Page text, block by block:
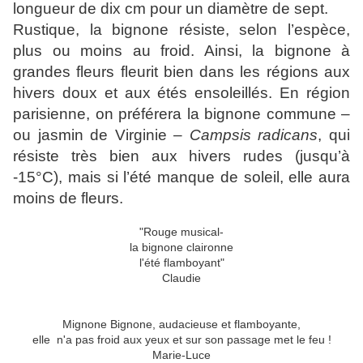
longueur de dix cm pour un diamètre de sept.
Rustique, la bignone résiste, selon l’espèce,
plus ou moins au froid. Ainsi, la bignone à
grandes fleurs fleurit bien dans les régions aux
hivers doux et aux étés ensoleillés. En région
parisienne, on préférera la bignone commune –
ou jasmin de Virginie – Campsis radicans, qui
résiste très bien aux hivers rudes (jusqu’à
-15°C), mais si l’été manque de soleil, elle aura
moins de fleurs.
"Rouge musical-
la bignone claironne
l'été flamboyant"
Claudie
Mignone Bignone, audacieuse et flamboyante,
elle n'a pas froid aux yeux et sur son passage met le feu !
Marie-Luce